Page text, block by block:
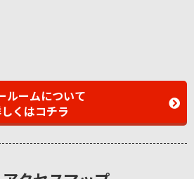
ルームについて
くはコチラ